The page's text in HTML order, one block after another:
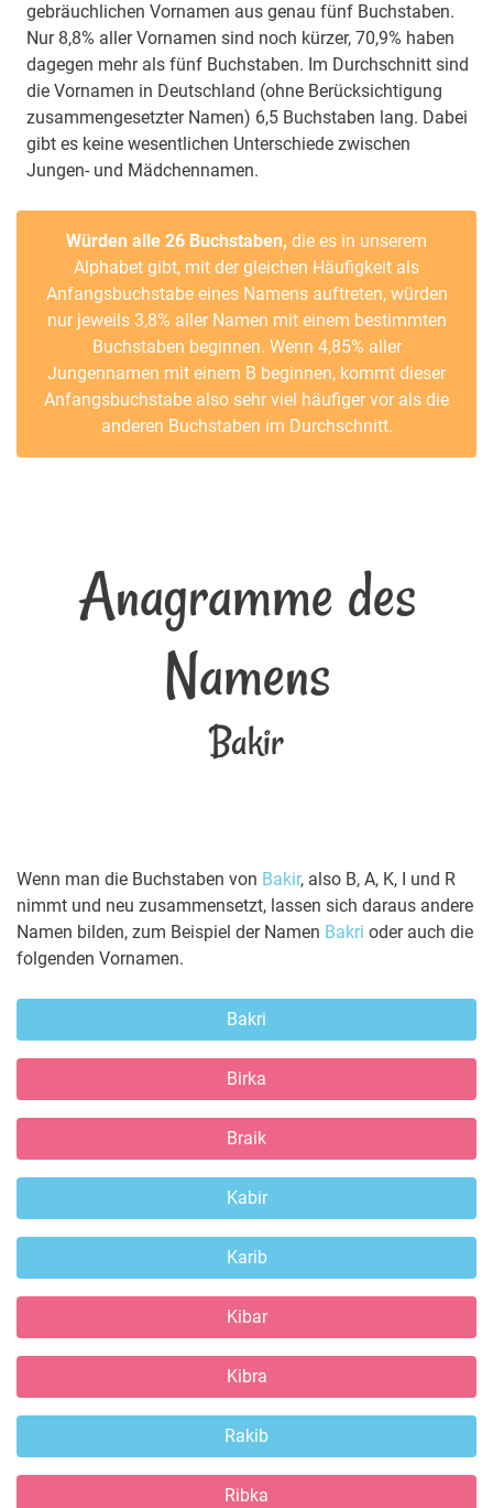
gebräuchlichen Vornamen aus genau fünf Buchstaben.
Nur 8,8% aller Vornamen sind noch kürzer, 70,9% haben
dagegen mehr als fünf Buchstaben. Im Durchschnitt sind
die Vornamen in Deutschland (ohne Berücksichtigung
zusammengesetzter Namen) 6,5 Buchstaben lang. Dabei
gibt es keine wesentlichen Unterschiede zwischen
Jungen- und Mädchennamen.
Würden alle 26 Buchstaben, die es in unserem
Alphabet gibt, mit der gleichen Häufigkeit als
Anfangsbuchstabe eines Namens auftreten, würden
nur jeweils 3,8% aller Namen mit einem bestimmten
Buchstaben beginnen. Wenn 4,85% aller
Jungennamen mit einem B beginnen, kommt dieser
Anfangsbuchstabe also sehr viel häufiger vor als die
anderen Buchstaben im Durchschnitt.
Anagramme des
Namens
Bakir
Wenn man die Buchstaben von Bakir, also B, A, K, I und R
nimmt und neu zusammensetzt, lassen sich daraus andere
Namen bilden, zum Beispiel der Namen Bakri oder auch die
folgenden Vornamen.
Bakri
Birka
Braik
Kabir
Karib
Kibar
Kibra
Rakib
Ribka